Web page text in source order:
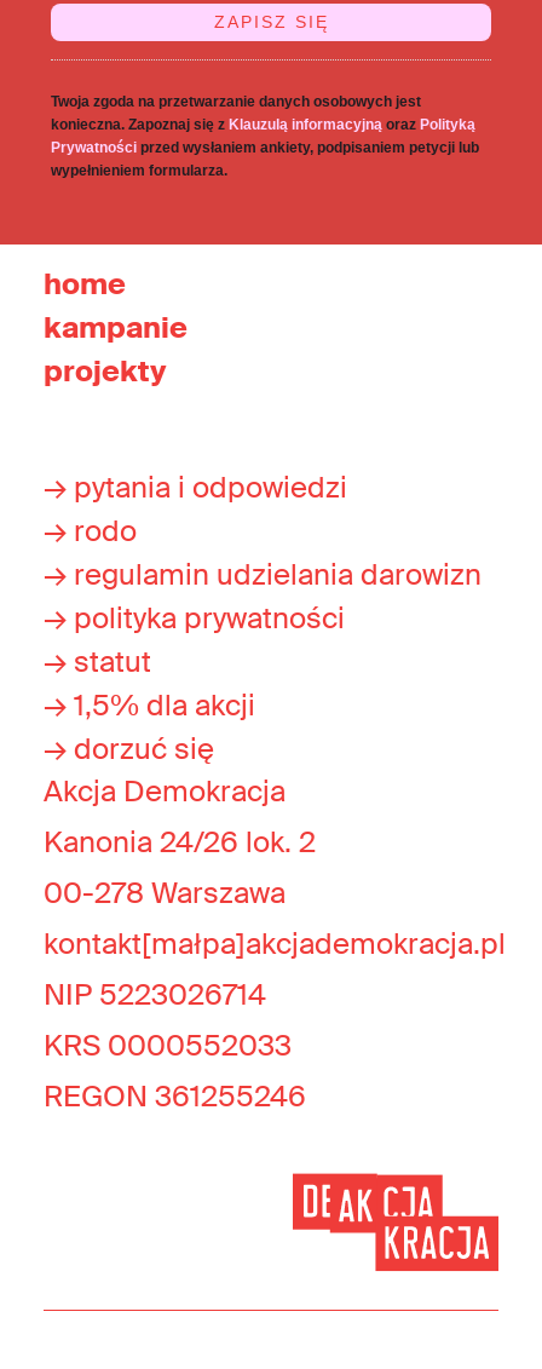
Twoja zgoda na przetwarzanie danych osobowych jest
konieczna. Zapoznaj się z Klauzulą informacyjną oraz Polityką
Prywatności przed wysłaniem ankiety, podpisaniem petycji lub
wypełnieniem formularza.
home
kampanie
projekty
→ pytania i odpowiedzi
→ rodo
→ regulamin udzielania darowizn
→ polityka prywatności
→ statut
→ 1,5% dla akcji
→ dorzuć się
Akcja Demokracja
Kanonia 24/26 lok. 2
00-278 Warszawa
kontakt[małpa]akcjademokracja.pl
NIP 5223026714
KRS 0000552033
REGON 361255246